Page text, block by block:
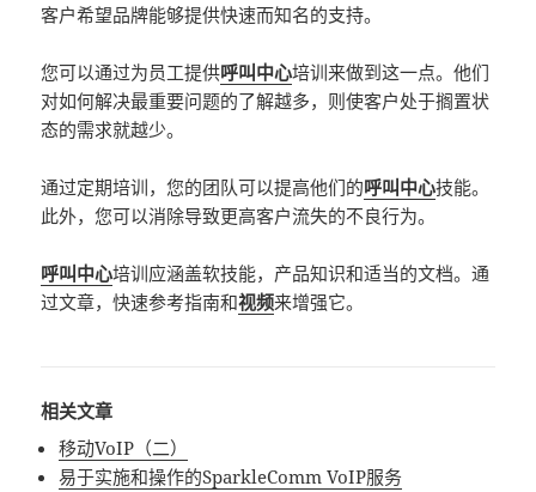
客户希望品牌能够提供快速而知名的支持。
您可以通过为员工提供呼叫中心培训来做到这一点。他们
对如何解决最重要问题的了解越多，则使客户处于搁置状
态的需求就越少。
通过定期培训，您的团队可以提高他们的呼叫中心技能。
此外，您可以消除导致更高客户流失的不良行为。
呼叫中心培训应涵盖软技能，产品知识和适当的文档。通
过文章，快速参考指南和视频来增强它。
相关文章
移动VoIP（二）
易于实施和操作的SparkleComm VoIP服务